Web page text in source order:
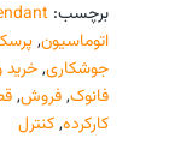
برچسب:
اتوماسیون,
جوشکاری,
فانوک,فروش,
کارکرده,کنترل